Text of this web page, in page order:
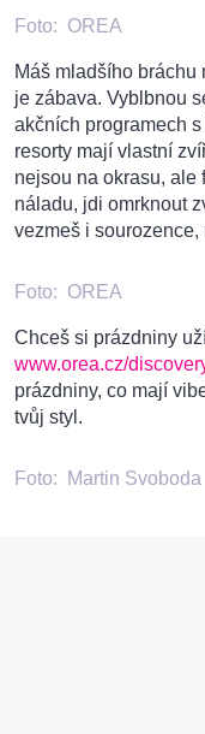
Foto: OREA
Máš mladšího bráchu
je zábava. Vyblbnou
akčních programech
resorty mají vlastní
nejsou na okrasu, ale
náladu, jdi omrknout
vezmeš i sourozence,
Foto: OREA
Chceš si prázdniny
www.orea.cz/
prázdniny, co mají
tvůj styl.
Foto: Martin Svoboda